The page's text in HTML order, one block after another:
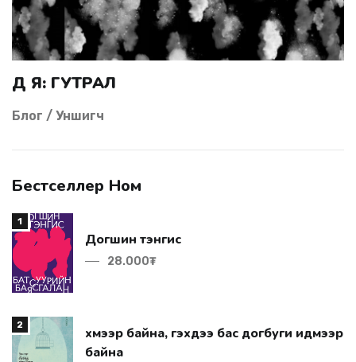
ДҮ Я: ГУТРАЛ
Блог / Уншигч
Бестселлер Ном
1
Догшин тэнгис
28.000₮
2
байна